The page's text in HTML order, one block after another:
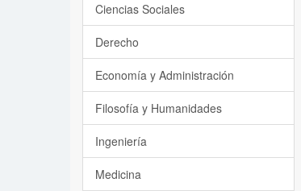
Ciencias Sociales
Derecho
Economía y Administración
Filosofía y Humanidades
Ingeniería
Medicina